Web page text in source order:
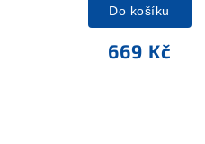
669 Kč
Do košíku